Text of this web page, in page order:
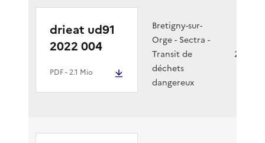
drieat ud91
2022 004
PDF- 2.1 Mio
Bretigny-sur-
Orge - Sectra -
Transit de
déchets
dangereux
21/09/